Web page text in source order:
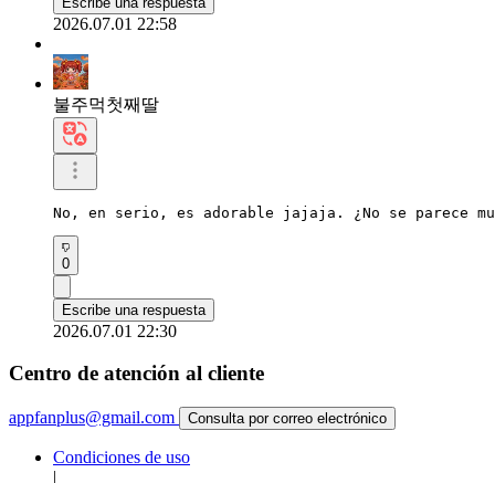
2026.07.01 22:58
불주먹첫째딸
No, en serio, es adorable jajaja. ¿No se parece
0
Escribe una respuesta
2026.07.01 22:30
Centro de atención al cliente
appfanplus@gmail.com Consulta por correo electrónico
Condiciones de uso
|